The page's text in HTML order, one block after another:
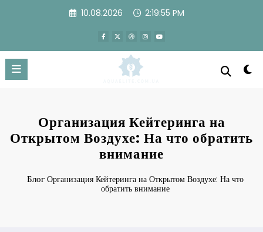
10.08.2026 2:19:55 PM
Организация Кейтеринга на
Открытом Воздухе: На что обратить
внимание
Блог Организация Кейтеринга на Открытом Воздухе: На что
обратить внимание